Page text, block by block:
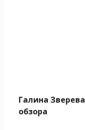
Галина Зверева
обзора